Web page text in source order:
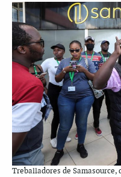
Treballadores de